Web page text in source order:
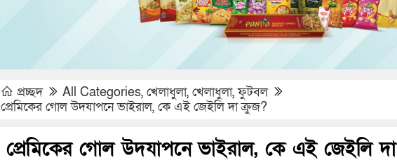
প্রচ্ছদ All Categories, খেলাধুলা, খেলাধুলা,ফুটবল
প্রেমিকের গোল উদযাপনে ভাইরাল, কে এই জেইলি দা ক্রুজ?
প্রেমিকের গোল উদযাপনে ভাইরাল, কে এই জেইলি দা